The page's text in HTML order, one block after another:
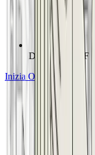
Download PDF
Inizia Ora